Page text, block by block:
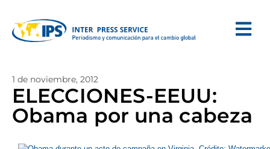
1 de noviembre, 2012
ELECCIONES-EEUU:
Obama por una cabeza